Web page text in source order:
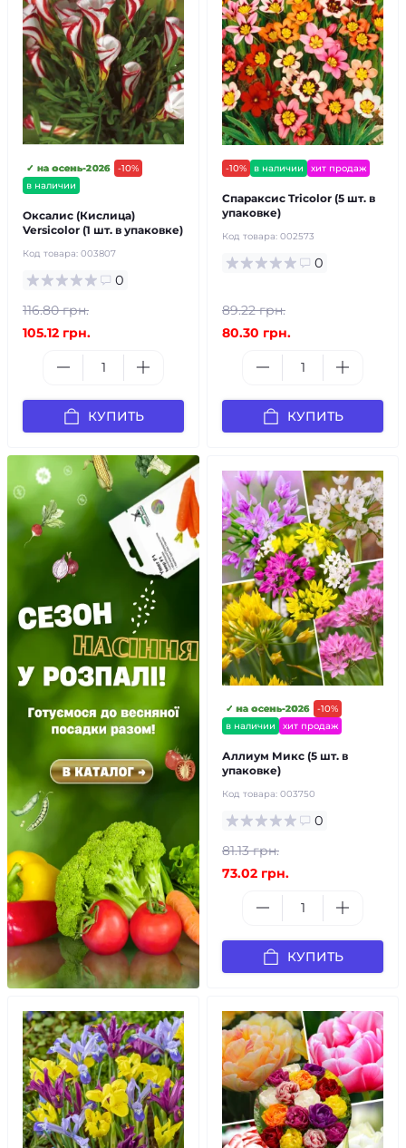
-10%
в наличии
✓ на осень-2026
Оксалис (Кислица)
Versicolor (1 шт. в упаковке)
Код товара: 003807
0
116.80 грн.
105.12 грн.
КУПИТЬ
-10% в наличии хит продаж
Спараксис Tricolor (5 шт. в
упаковке)
Код товара: 002573
0
89.22 грн.
80.30 грн.
КУПИТЬ
-10%
в наличии
✓ на осень-2026
хит продаж
Аллиум Микс (5 шт. в
упаковке)
Код товара: 003750
0
81.13 грн.
73.02 грн.
КУПИТЬ